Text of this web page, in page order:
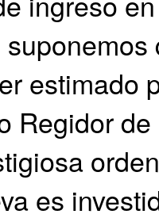
estimado
Regidor
es